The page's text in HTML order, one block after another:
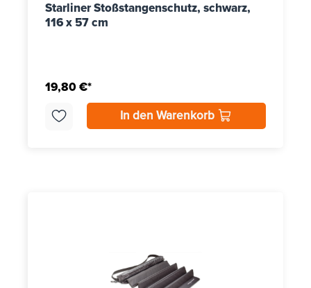
Starliner Stoßstangenschutz, schwarz,
116 x 57 cm
19,80 €*
In den Warenkorb